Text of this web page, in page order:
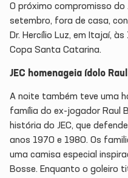
O próximo compromisso do
setembro, fora de casa,
Dr. Hercílio Luz, em Itajaí,
Copa Santa Catarina.
JEC homenageia ídolo Raul
A noite também teve uma
família do ex-jogador Raul
história do JEC, que
anos 1970 e 1980. Os
uma camisa especial
Bosse. Enquanto o goleiro